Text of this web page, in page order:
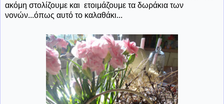
ακόμη στολίζουμε και ετοιμάζουμε τα δωράκια των
νονών...όπως αυτό το καλαθάκι...